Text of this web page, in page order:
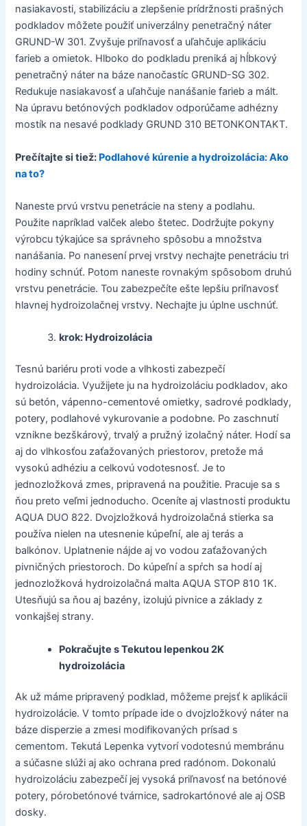
nasiakavosti, stabilizáciu a zlepšenie prídržnosti prašných
podkladov môžete použiť univerzálny penetračný náter
GRUND-W 301. Zvyšuje priľnavosť a uľahčuje aplikáciu
farieb a omietok. Hlboko do podkladu preniká aj hĺbkový
penetračný náter na báze nanočastíc GRUND-SG 302.
Redukuje nasiakavosť a uľahčuje nanášanie farieb a mált.
Na úpravu betónových podkladov odporúčame adhézny
mostík na nesavé podklady GRUND 310 BETONKONTAKT.
Prečítajte si tiež: Podlahové kúrenie a hydroizolácia: Ako
na to?
Naneste prvú vrstvu penetrácie na steny a podlahu.
Použite napríklad valček alebo štetec. Dodržujte pokyny
výrobcu týkajúce sa správneho spôsobu a množstva
nanášania. Po nanesení prvej vrstvy nechajte penetráciu tri
hodiny schnúť. Potom naneste rovnakým spôsobom druhú
vrstvu penetrácie. Tou zabezpečíte ešte lepšiu priľnavosť
hlavnej hydroizolačnej vrstvy. Nechajte ju úplne uschnúť.
krok: Hydroizolácia
Tesnú bariéru proti vode a vlhkosti zabezpečí
hydroizolácia. Využijete ju na hydroizoláciu podkladov, ako
sú betón, vápenno-cementové omietky, sadrové podklady,
potery, podlahové vykurovanie a podobne. Po zaschnutí
vznikne bezškárový, trvalý a pružný izolačný náter. Hodí sa
aj do vlhkosťou zaťažovaných priestorov, pretože má
vysokú adhéziu a celkovú vodotesnosť. Je to
jednozložková zmes, pripravená na použitie. Pracuje sa s
ňou preto veľmi jednoducho. Oceníte aj vlastnosti produktu
AQUA DUO 822. Dvojzložková hydroizolačná stierka sa
používa nielen na utesnenie kúpeľní, ale aj terás a
balkónov. Uplatnenie nájde aj vo vodou zaťažovaných
pivničných priestoroch. Do kúpeľní a spŕch sa hodí aj
jednozložková hydroizolačná malta AQUA STOP 810 1K.
Utesňujú sa ňou aj bazény, izolujú pivnice a základy z
vonkajšej strany.
Pokračujte s Tekutou lepenkou 2K
hydroizolácia
Ak už máme pripravený podklad, môžeme prejsť k aplikácii
hydroizolácie. V tomto prípade ide o dvojzložkový náter na
báze disperzie a zmesi modifikovaných prísad s
cementom. Tekutá Lepenka vytvorí vodotesnú membránu
a súčasne slúži aj ako ochrana pred radónom. Dokonalú
hydroizoláciu zabezpečí jej vysoká priľnavosť na betónové
potery, pórobetónové tvárnice, sadrokartónové ale aj OSB
dosky.